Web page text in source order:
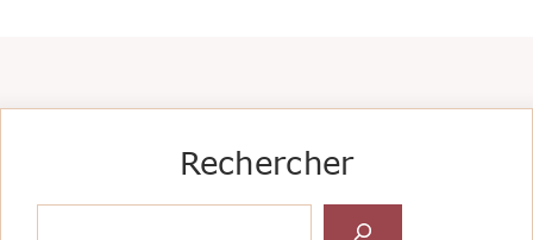
Rechercher